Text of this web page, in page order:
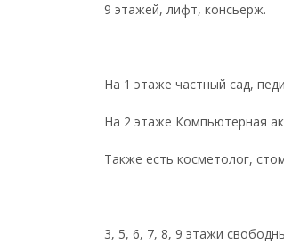
9 этажей, лифт, консьерж.
На 1 этаже частный сад,
На 2 этаже Компьютерная
Также есть косметолог,
3, 5, 6, 7, 8, 9 этажи